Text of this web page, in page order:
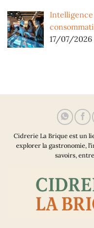
17/07/2026
Cidrerie La Brique est un
explorer la gastronomie,
savoirs,